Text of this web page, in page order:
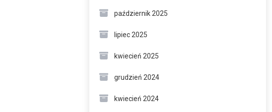
październik 2025
lipiec 2025
kwiecień 2025
grudzień 2024
kwiecień 2024